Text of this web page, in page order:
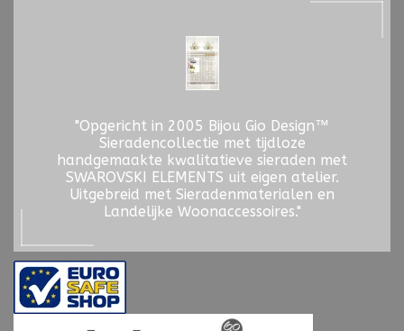
"Opgericht in 2005 Bijou Gio Design™
Sieradencollectie met tijdloze
handgemaakte kwalitatieve sieraden met
SWAROVSKI ELEMENTS uit eigen atelier.
Uitgebreid met Sieradenmaterialen en
Landelijke Woonaccessoires."